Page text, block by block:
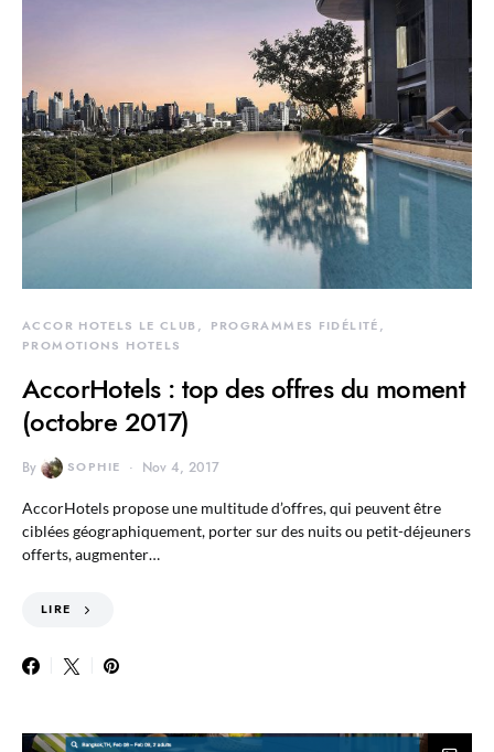
ACCOR HOTELS LE CLUB
PROGRAMMES FIDÉLITÉ
PROMOTIONS HOTELS
AccorHotels : top des offres du moment
(octobre 2017)
By SOPHIE Nov 4, 2017
AccorHotels propose une multitude d’offres, qui peuvent être
ciblées géographiquement, porter sur des nuits ou petit-déjeuners
offerts, augmenter…
LIRE